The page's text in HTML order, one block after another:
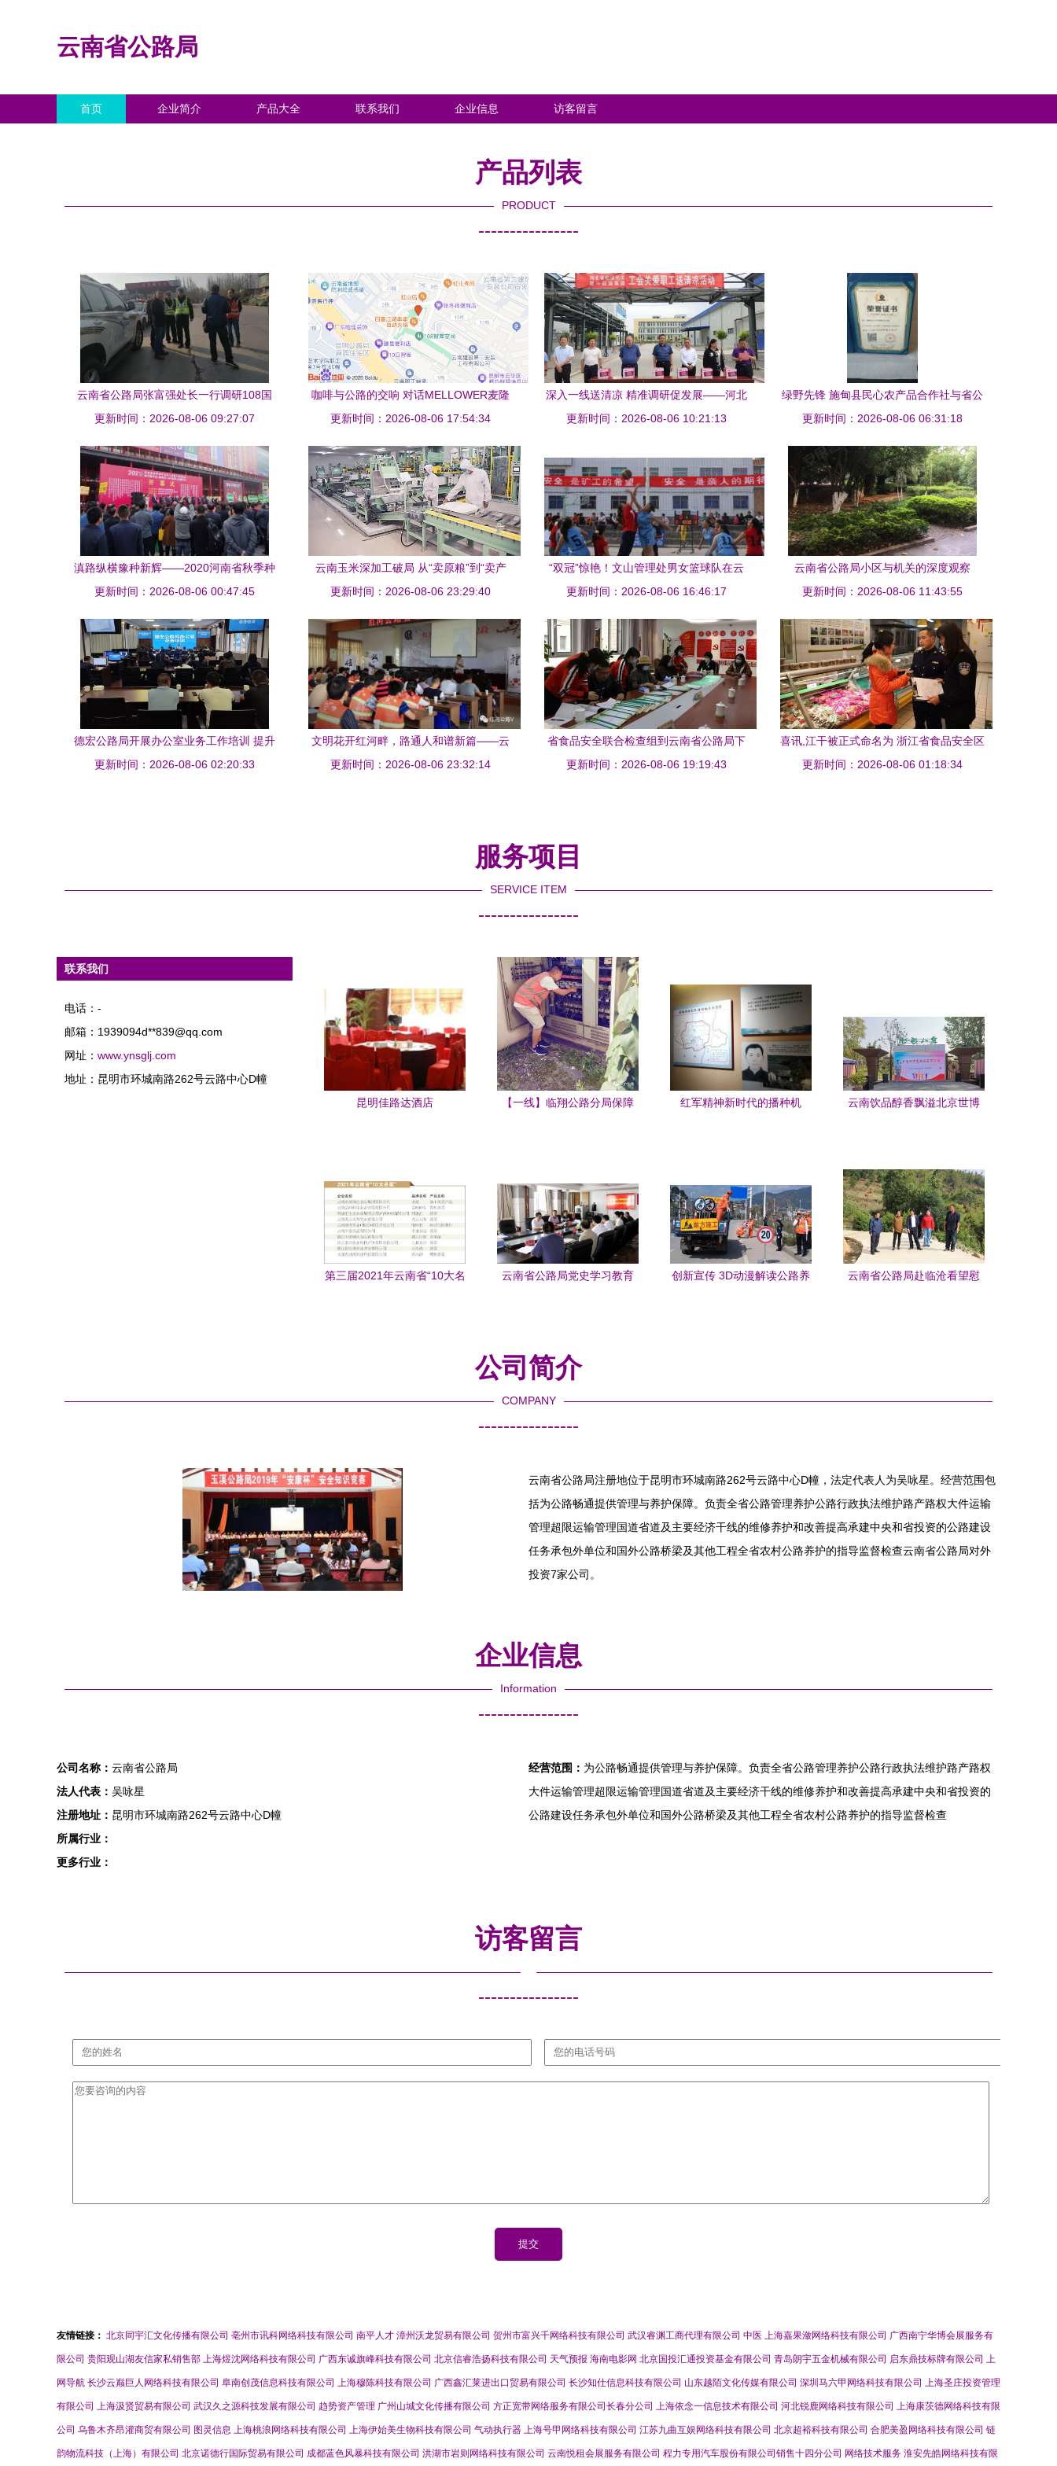
云南省公路局
首页 企业简介 产品大全 联系我们 企业信息 访客留言
产品列表
PRODUCT
----------------
云南省公路局张富强处长一行调研108国
道富民段安全隐患
更新时间：2026-08-06 09:27:07
咖啡与公路的交响 对话MELLOWER麦隆
咖啡智库店与云南省公路局
更新时间：2026-08-06 17:54:34
深入一线送清凉 精准调研促发展——河北
省能源化工工会、冀中能源集团领导赴内
更新时间：2026-08-06 10:21:13
绿野先锋 施甸县民心农产品合作社与省公
路局的富民探索
更新时间：2026-08-06 06:31:18
滇路纵横豫种新辉——2020河南省秋季种
子信息交流暨产品展览会侧记
更新时间：2026-08-06 00:47:45
云南玉米深加工破局 从“卖原粮”到“卖产
品” 折射农业转型升级新路径
更新时间：2026-08-06 23:29:40
“双冠”惊艳！文山管理处男女篮球队在云
南省公路局锦标赛中双双摘金
更新时间：2026-08-06 16:46:17
云南省公路局小区与机关的深度观察
更新时间：2026-08-06 11:43:55
德宏公路局开展办公室业务工作培训 提升
综合管理水平
更新时间：2026-08-06 02:20:33
文明花开红河畔，路通人和谱新篇——云
南红河公路局荣获省交通运输行业文明单
更新时间：2026-08-06 23:32:14
省食品安全联合检查组到云南省公路局下
属幼儿园指导工作，筑牢健康防线
更新时间：2026-08-06 19:19:43
喜讯,江干被正式命名为 浙江省食品安全区
更新时间：2026-08-06 01:18:34
服务项目
SERVICE ITEM
----------------
联系我们
电话：-
邮箱：1939094d**839@qq.com
网址： www.ynsglj.com
地址：昆明市环城南路262号云路中心D幢
昆明佳路达酒店
【一线】临翔公路分局保障
红军精神新时代的播种机
云南饮品醇香飘溢北京世博
第三届2021年云南省“10大名
云南省公路局党史学习教育
创新宣传 3D动漫解读公路养
云南省公路局赴临沧看望慰
公司简介
COMPANY
----------------
云南省公路局注册地位于昆明市环城南路262号云路中心D幢，法定代表人为吴咏星。经营范围包
括为公路畅通提供管理与养护保障。负责全省公路管理养护公路行政执法维护路产路权大件运输
管理超限运输管理国道省道及主要经济干线的维修养护和改善提高承建中央和省投资的公路建设
任务承包外单位和国外公路桥梁及其他工程全省农村公路养护的指导监督检查云南省公路局对外
投资7家公司。
企业信息
Information
----------------
公司名称： 云南省公路局
法人代表： 吴咏星
注册地址： 昆明市环城南路262号云路中心D幢
所属行业：
更多行业：
经营范围： 为公路畅通提供管理与养护保障。负责全省公路管理养护公路行政执法维护路产路权
大件运输管理超限运输管理国道省道及主要经济干线的维修养护和改善提高承建中央和省投资的
公路建设任务承包外单位和国外公路桥梁及其他工程全省农村公路养护的指导监督检查
访客留言
----------------
友情链接： 北京同宇汇文化传播有限公司 亳州市讯科网络科技有限公司 南平人才 漳州沃龙贸易有限公司 贺州市富兴千网络科技有限公司 武汉睿渊工商代理有限公司 中医 上海嘉果潋网络科技有限公司 广西南宁华博会展服务有
限公司 贵阳观山湖友信家私销售部 上海煜沈网络科技有限公司 广西东诚旗峰科技有限公司 北京信睿浩扬科技有限公司 天气预报 海南电影网 北京国投汇通投资基金有限公司 青岛朗宇五金机械有限公司 启东鼎技标牌有限公司 上
网导航 长沙云巅巨人网络科技有限公司 阜南创茂信息科技有限公司 上海穆陈科技有限公司 广西鑫汇莱进出口贸易有限公司 长沙知仕信息科技有限公司 山东越陌文化传媒有限公司 深圳马六甲网络科技有限公司 上海圣庄投资管理
有限公司 上海汲贤贸易有限公司 武汉久之源科技发展有限公司 趋势资产管理 广州山城文化传播有限公司 方正宽带网络服务有限公司长春分公司 上海依念一信息技术有限公司 河北锐鹿网络科技有限公司 上海康茨德网络科技有限
公司 乌鲁木齐昂灌商贸有限公司 图灵信息 上海桃浪网络科技有限公司 上海伊始美生物科技有限公司 气动执行器 上海号甲网络科技有限公司 江苏九曲互娱网络科技有限公司 北京超裕科技有限公司 合肥美盈网络科技有限公司 链
韵物流科技（上海）有限公司 北京诺德行国际贸易有限公司 成都蓝色风暴科技有限公司 洪湖市岩则网络科技有限公司 云南悦租会展服务有限公司 程力专用汽车股份有限公司销售十四分公司 网络技术服务 淮安先皓网络科技有限